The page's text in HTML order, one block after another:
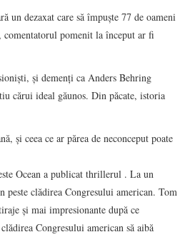
un dezaxat care să împuşte 77 de oameni
pomenit la început ar fi
şi demenţi ca Anders Behring
cărui ideal găunos. Din păcate, istoria
şi ceea ce ar părea de neconceput poate
Ocean a publicat thrillerul . La un
peste clădirea Congresului american. Tom
şi mai impresionante după ce
Congresului american să aibă